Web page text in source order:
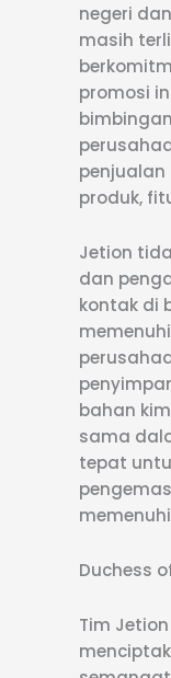
negeri
masih
promosi
produk,
Jetion
dan
kontak di
bahan
sama
tepat
Duchess
Tim